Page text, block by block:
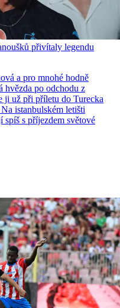
přivítaly legendu
a pro mnohé hodně
hvězda po odchodu z
ji už při příletu do Turecka
istanbulském letišti
spíš s příjezdem světové